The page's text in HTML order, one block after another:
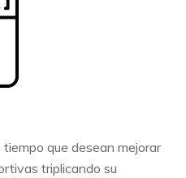
que desean mejorar
triplicando su